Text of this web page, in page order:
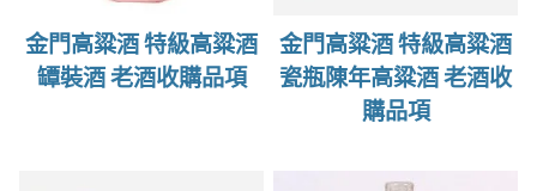
金門高粱酒 特級高粱酒
罈裝酒 老酒收購品項
金門高粱酒 特級高粱酒
瓷瓶陳年高粱酒 老酒收
購品項